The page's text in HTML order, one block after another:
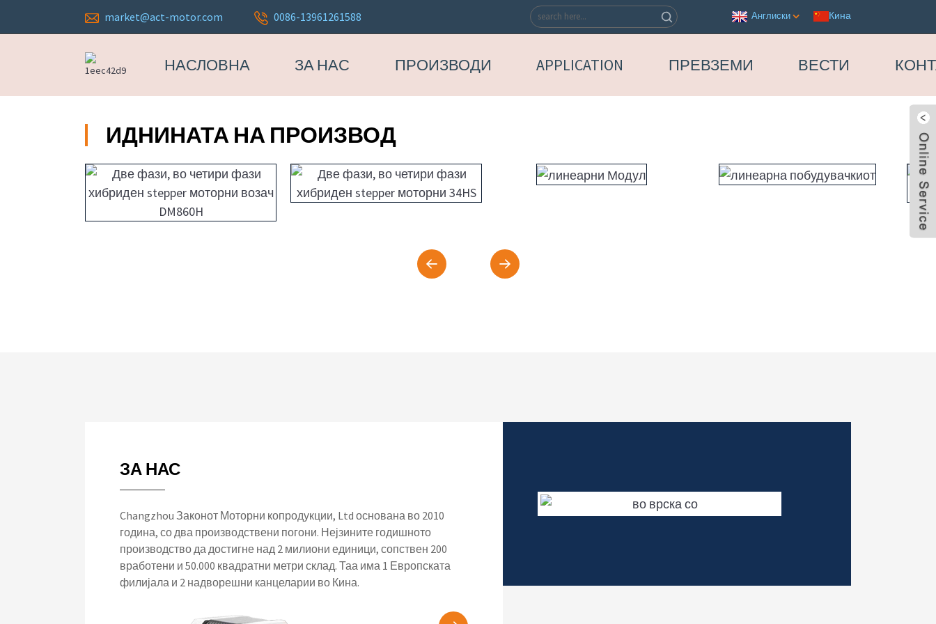
market@act-motor.com 0086-13961261588 Англиски Кина
НАСЛОВНА ЗА НАС ПРОИЗВОДИ APPLICATION ПРЕВЗЕМИ ВЕСТИ
ИДНИНАТА НА ПРОИЗВОД
ЗА НАС
Changzhou Законот Моторни копродукции, Ltd основана во 2010
година, со два производствени погони. Нејзините годишното
производство да достигне над 2 милиони единици, сопствен 200
вработени и 50.000 квадратни метри склад. Таа има 1 Европската
филијала и 2 надворешни канцеларии во Кина.